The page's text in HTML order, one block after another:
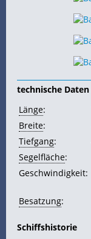
technische Daten
Länge:
Breite:
Tiefgang:
Segelfläche:
Geschwindigkeit:
Besatzung:
Schiffshistorie